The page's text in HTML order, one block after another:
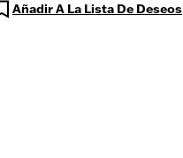
Añadir A La Lista De Deseos